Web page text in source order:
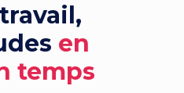
en
temps